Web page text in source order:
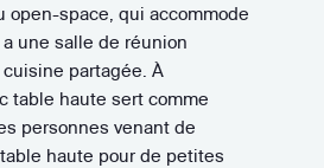
open-space, qui accommode
une salle de réunion
partagée. À
table haute sert comme
personnes venant de
haute pour de petites